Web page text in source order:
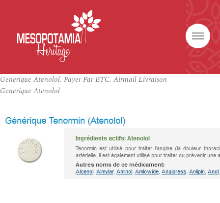
Generique Atenolol. Payer Par BTC. Airmail Livraison
Generique Atenolol